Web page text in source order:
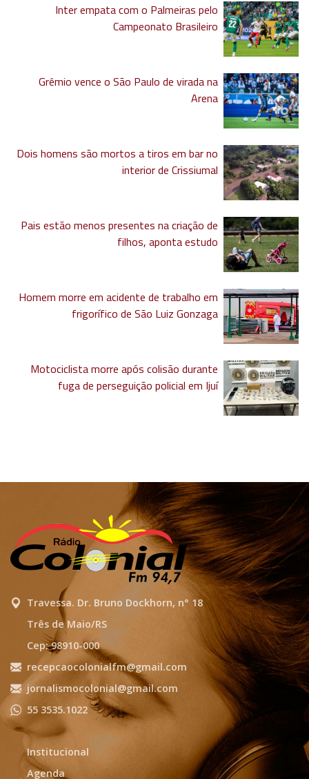
Inter empata com o Palmeiras pelo
Campeonato Brasileiro
Grêmio vence o São Paulo de virada na
Arena
Dois homens são mortos a tiros em bar no
interior de Crissiumal
Pais estão menos presentes na criação de
filhos, aponta estudo
Homem morre em acidente de trabalho em
frigorífico de São Luiz Gonzaga
Motociclista morre após colisão durante
fuga de perseguição policial em Ijuí
Travessa. Dr. Bruno Dockhorn, n° 18
Três de Maio/RS
Cep: 98910-000
recepcaocolonialfm@gmail.com
jornalismocolonial@gmail.com
55 3535.1022
Institucional
Agenda